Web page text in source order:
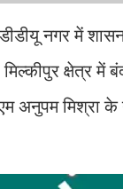
नगर में
क्षेत्र
अनुपम मिश्रा के